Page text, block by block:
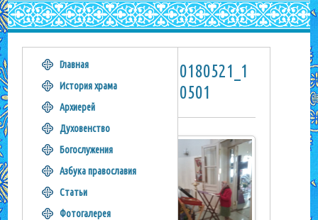
20180521_1
70501
Главная
История храма
Архиерей
Духовенство
Богослужения
Азбука православия
Статьи
Фотогалерея